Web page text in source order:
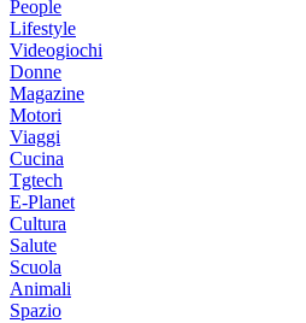
People
Lifestyle
Videogiochi
Donne
Magazine
Motori
Viaggi
Cucina
Tgtech
E-Planet
Cultura
Salute
Scuola
Animali
Spazio